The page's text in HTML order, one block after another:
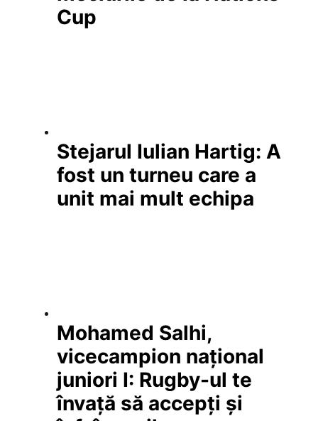
Cup
Stejarul Iulian Hartig: A
fost un turneu care a
unit mai mult echipa
Mohamed Salhi,
vicecampion național
juniori I: Rugby-ul te
învață să accepți și